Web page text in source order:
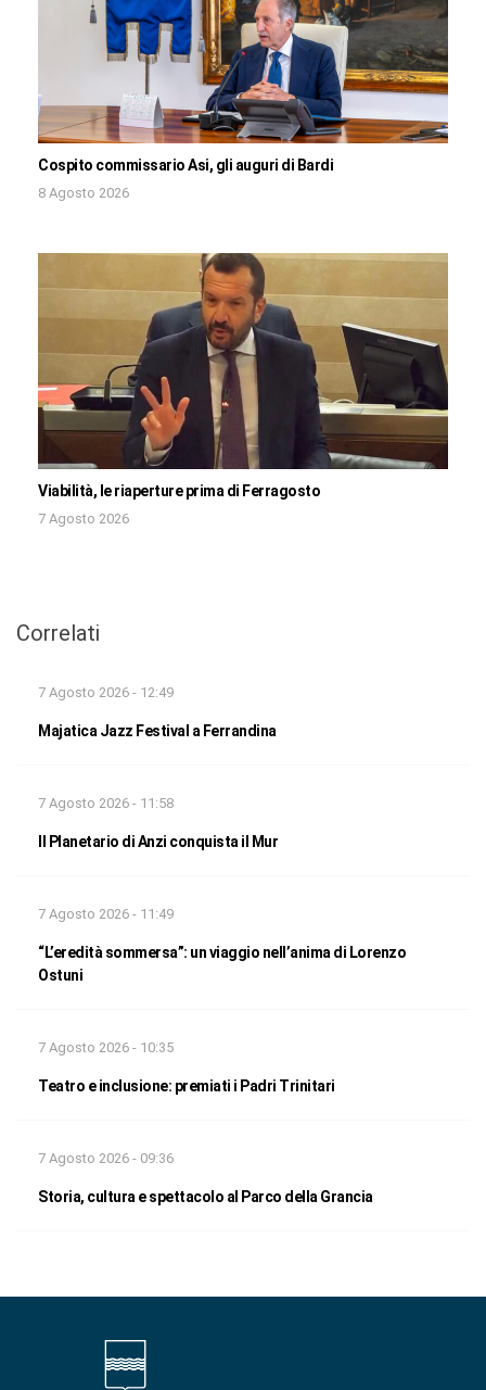
Cospito commissario Asi, gli auguri di Bardi
8 Agosto 2026
Viabilità, le riaperture prima di Ferragosto
7 Agosto 2026
Correlati
7 Agosto 2026 - 12:49
Majatica Jazz Festival a Ferrandina
7 Agosto 2026 - 11:58
Il Planetario di Anzi conquista il Mur
7 Agosto 2026 - 11:49
“L’eredità sommersa”: un viaggio nell’anima di Lorenzo
Ostuni
7 Agosto 2026 - 10:35
Teatro e inclusione: premiati i Padri Trinitari
7 Agosto 2026 - 09:36
Storia, cultura e spettacolo al Parco della Grancia